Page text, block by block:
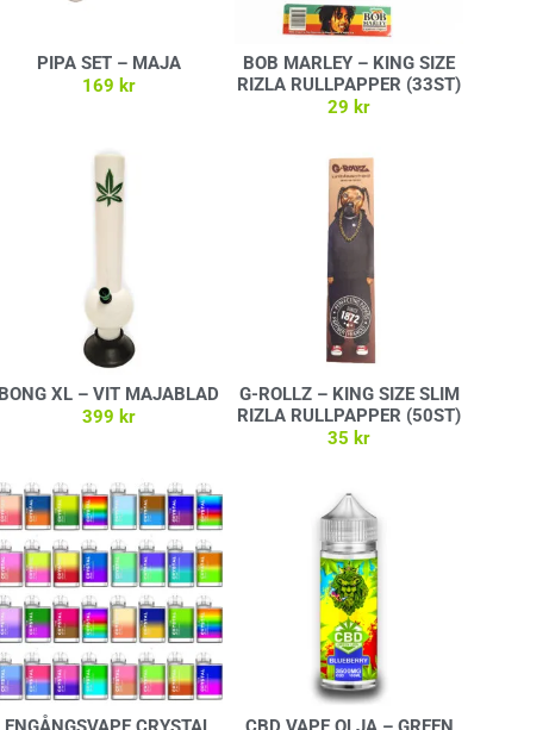
PIPA SET – MAJA
169 kr
BOB MARLEY – KING SIZE
RIZLA RULLPAPPER (33ST)
29 kr
BONG XL – VIT MAJABLAD
399 kr
G-ROLLZ – KING SIZE SLIM
RIZLA RULLPAPPER (50ST)
35 kr